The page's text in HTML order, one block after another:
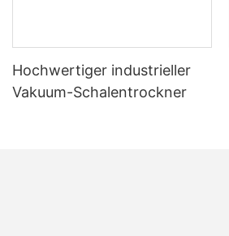
Hochwertiger industrieller
Vakuum-Schalentrockner